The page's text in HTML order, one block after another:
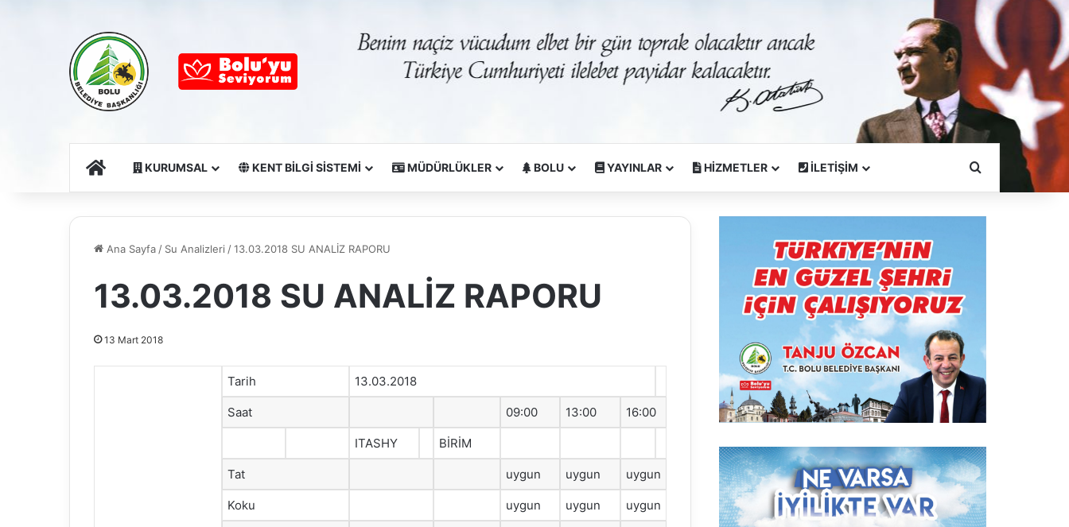
Ana SayfaKURUMSAL KENT BİLGİ SİSTEMİ MÜDÜRLÜKLER BOLU YAYINLAR HİZMETLER İLETİŞİM Arama Yapın
Ana Sayfa / Su Analizleri /13.03.2018 SU ANALİZ RAPORU
13.03.2018 SU ANALİZ RAPORU
13 Mart 2018
Tarih 13.03.2018
Saat 09:00 13:00 16:00
ITASHY BİRİM
Tat uygun uygun uygun
Koku uygun uygun uygun